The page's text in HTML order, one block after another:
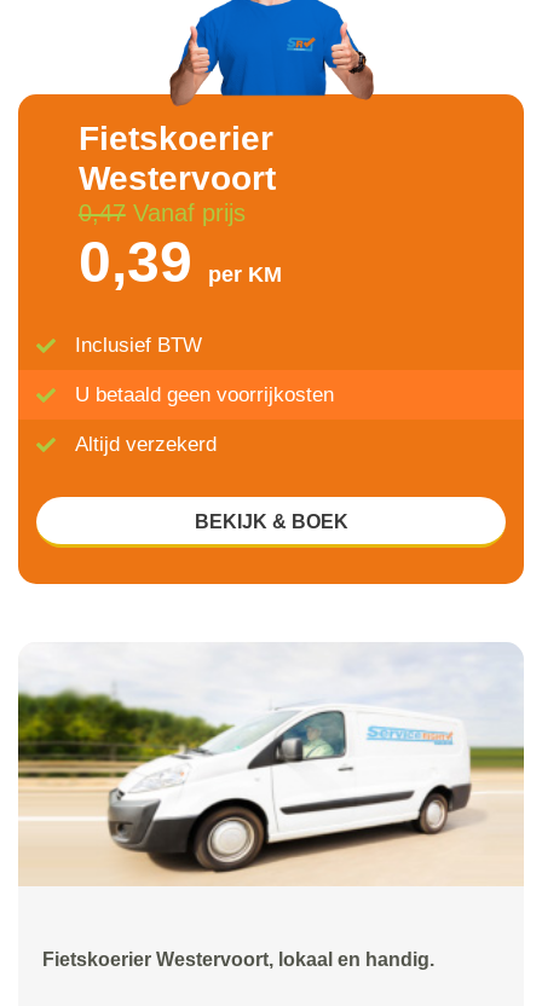
Fietskoerier Westervoort, lokaal en handig.
Fietskoerier
Westervoort
0,47Vanaf prijs
0,39 per KM
Inclusief BTW
U betaald geen voorrijkosten
Altijd verzekerd
BEKIJK & BOEK